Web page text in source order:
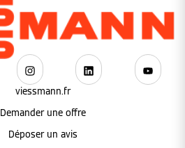
viessmann.fr
Demander une offre
Déposer un avis